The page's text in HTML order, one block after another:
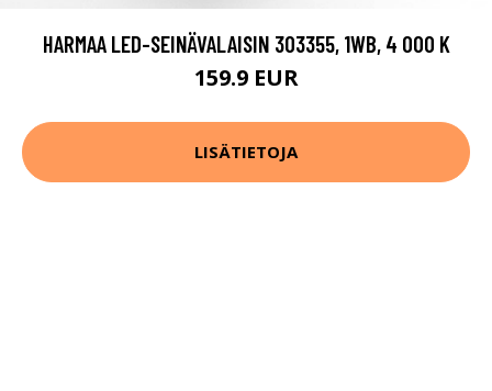
HARMAA LED-SEINÄVALAISIN 303355, 1WB, 4 000 K
159.9 EUR
LISÄTIETOJA